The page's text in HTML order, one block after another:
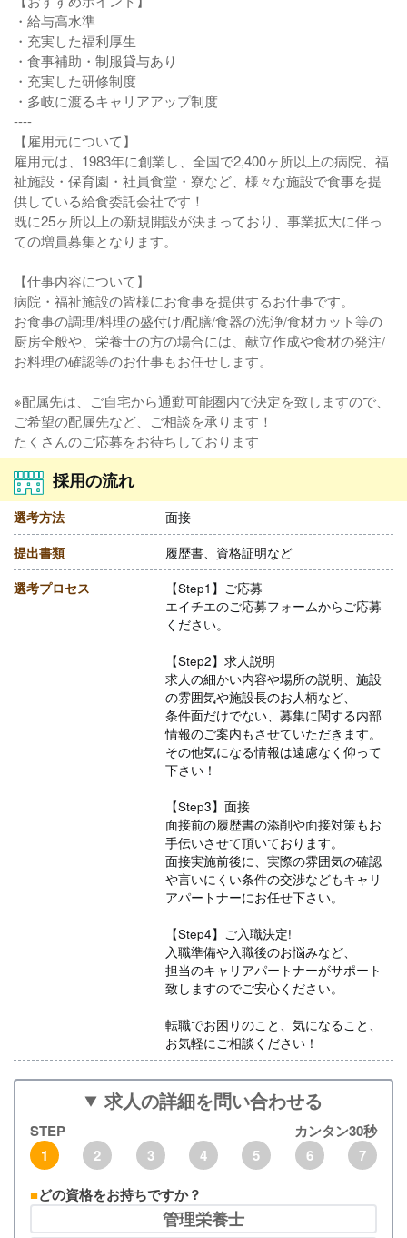
・給与高水準
・充実した福利厚生
・食事補助・制服貸与あり
・充実した研修制度
・多岐に渡るキャリアアップ制度
----
【雇用元について】
雇用元は、1983年に創業し、全国で2,400ヶ所以上の病院、福
祉施設・保育園・社員食堂・寮など、様々な施設で食事を提
供している給食委託会社です！
既に25ヶ所以上の新規開設が決まっており、事業拡大に伴っ
ての増員募集となります。
【仕事内容について】
病院・福祉施設の皆様にお食事を提供するお仕事です。
お食事の調理/料理の盛付け/配膳/食器の洗浄/食材カット等の
厨房全般や、栄養士の方の場合には、献立作成や食材の発注/
お料理の確認等のお仕事もお任せします。
※配属先は、ご自宅から通勤可能圏内で決定を致しますので、
ご希望の配属先など、ご相談を承ります！
たくさんのご応募をお待ちしております
採用の流れ
選考方法 面接
提出書類 履歴書、資格証明など
選考プロセス
【Step1】ご応募
エイチエのご応募フォームからご応募
ください。
【Step2】求人説明
求人の細かい内容や場所の説明、施設
の雰囲気や施設長のお人柄など、
条件面だけでない、募集に関する内部
情報のご案内もさせていただきます。
その他気になる情報は遠慮なく仰って
下さい！
【Step3】面接
面接前の履歴書の添削や面接対策もお
手伝いさせて頂いております。
面接実施前後に、実際の雰囲気の確認
や言いにくい条件の交渉などもキャリ
アパートナーにお任せ下さい。
【Step4】ご入職決定!
入職準備や入職後のお悩みなど、
担当のキャリアパートナーがサポート
致しますのでご安心ください。
転職でお困りのこと、気になること、
お気軽にご相談ください！
求人の詳細を問い合わせる
STEP
カンタン30秒
1
2 3 4 5 6
7
どの資格をお持ちですか？
管理栄養士